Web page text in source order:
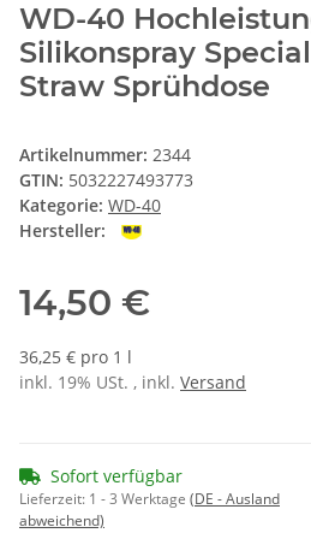
WD-40
Silikonspray
Straw Sprühdose
Artikelnummer: 2344
GTIN: 5032227493773
Kategorie: WD-40
Hersteller:
14,50 €
36,25 € pro 1 l
inkl. 19% USt. , inkl. Versand
Sofort verfügbar
Lieferzeit: 1 - 3 Werktage (DE - Ausland
abweichend)